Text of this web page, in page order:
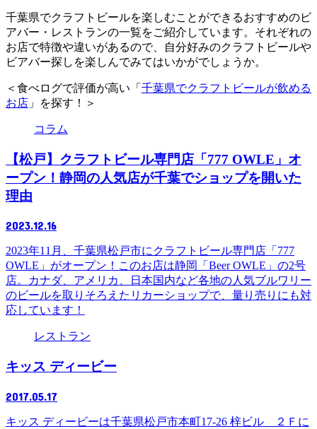
千葉県でクラフトビールを楽しむことができるおすすめのビ
アバー・レストランの一覧をご紹介しています。それぞれの
お店で特徴や違いがあるので、自分好みのクラフトビールや
ビアバー探しを楽しんでみてはいかがでしょうか。
＜食べログで評価が高い「 千葉県でクラフトビールが飲める
お店 」を探す！＞
コラム
【松戸】クラフトビール専門店「777 OWLE」オ
ープン！静岡の人気店が千葉でショップを開いた
理由
2023.12.16
2023年11月、千葉県松戸市にクラフトビール専門店「777
OWLE」がオープン！このお店は静岡「Beer OWLE」の2号
店。カナダ、アメリカ、日本国内など各地の人気ブルワリー
のビールを取りそろえたリカーショップで、量り売りにも対
応しています！
レストラン
キッス ディービー
2017.05.17
キッス ディービーは千葉県松戸市本町17-26 梓ビル ２Ｆに